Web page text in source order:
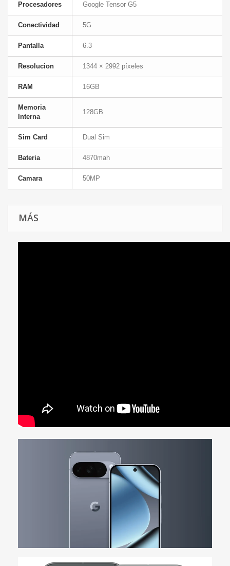
Procesadores Google Tensor G5
Conectividad 5G
Pantalla 6.3
Resolucion 1344 × 2992 píxeles
RAM 16GB
Memoria
Interna
128GB
Sim Card Dual Sim
Bateria 4870mah
Camara 50MP
MÁS